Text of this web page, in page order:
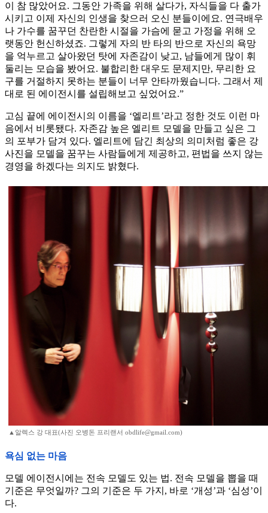
이 참 많았어요. 그동안 가족을 위해 살다가, 자식들을 다 출가
시키고 이제 자신의 인생을 찾으러 오신 분들이에요. 연극배우
나 가수를 꿈꾸던 찬란한 시절을 가슴에 묻고 가정을 위해 오
랫동안 헌신하셨죠. 그렇게 자의 반 타의 반으로 자신의 욕망
을 억누르고 살아왔던 탓에 자존감이 낮고, 남들에게 많이 휘
둘리는 모습을 봤어요. 불합리한 대우도 문제지만, 무리한 요
구를 거절하지 못하는 분들이 너무 안타까웠습니다. 그래서 제
대로 된 에이전시를 설립해보고 싶었어요.”
고심 끝에 에이전시의 이름을 ‘엘리트’라고 정한 것도 이런 마
음에서 비롯됐다. 자존감 높은 엘리트 모델을 만들고 싶은 그
의 포부가 담겨 있다. 엘리트에 담긴 최상의 의미처럼 좋은 강
사진을 모델을 꿈꾸는 사람들에게 제공하고, 편법을 쓰지 않는
경영을 하겠다는 의지도 밝혔다.
▲알렉스 강 대표(사진 오병돈 프리랜서 obdlife@gmail.com)
욕심 없는 마음
모델 에이전시에는 전속 모델도 있는 법. 전속 모델을 뽑을 때
기준은 무엇일까? 그의 기준은 두 가지, 바로 ‘개성’과 ‘심성’이
다.